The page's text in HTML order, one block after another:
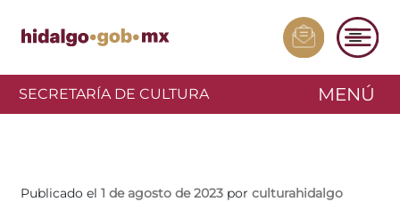
SECRETARÍA DE CULTURA MENÚ
Publicado el 1 de agosto de 2023 por culturahidalgo